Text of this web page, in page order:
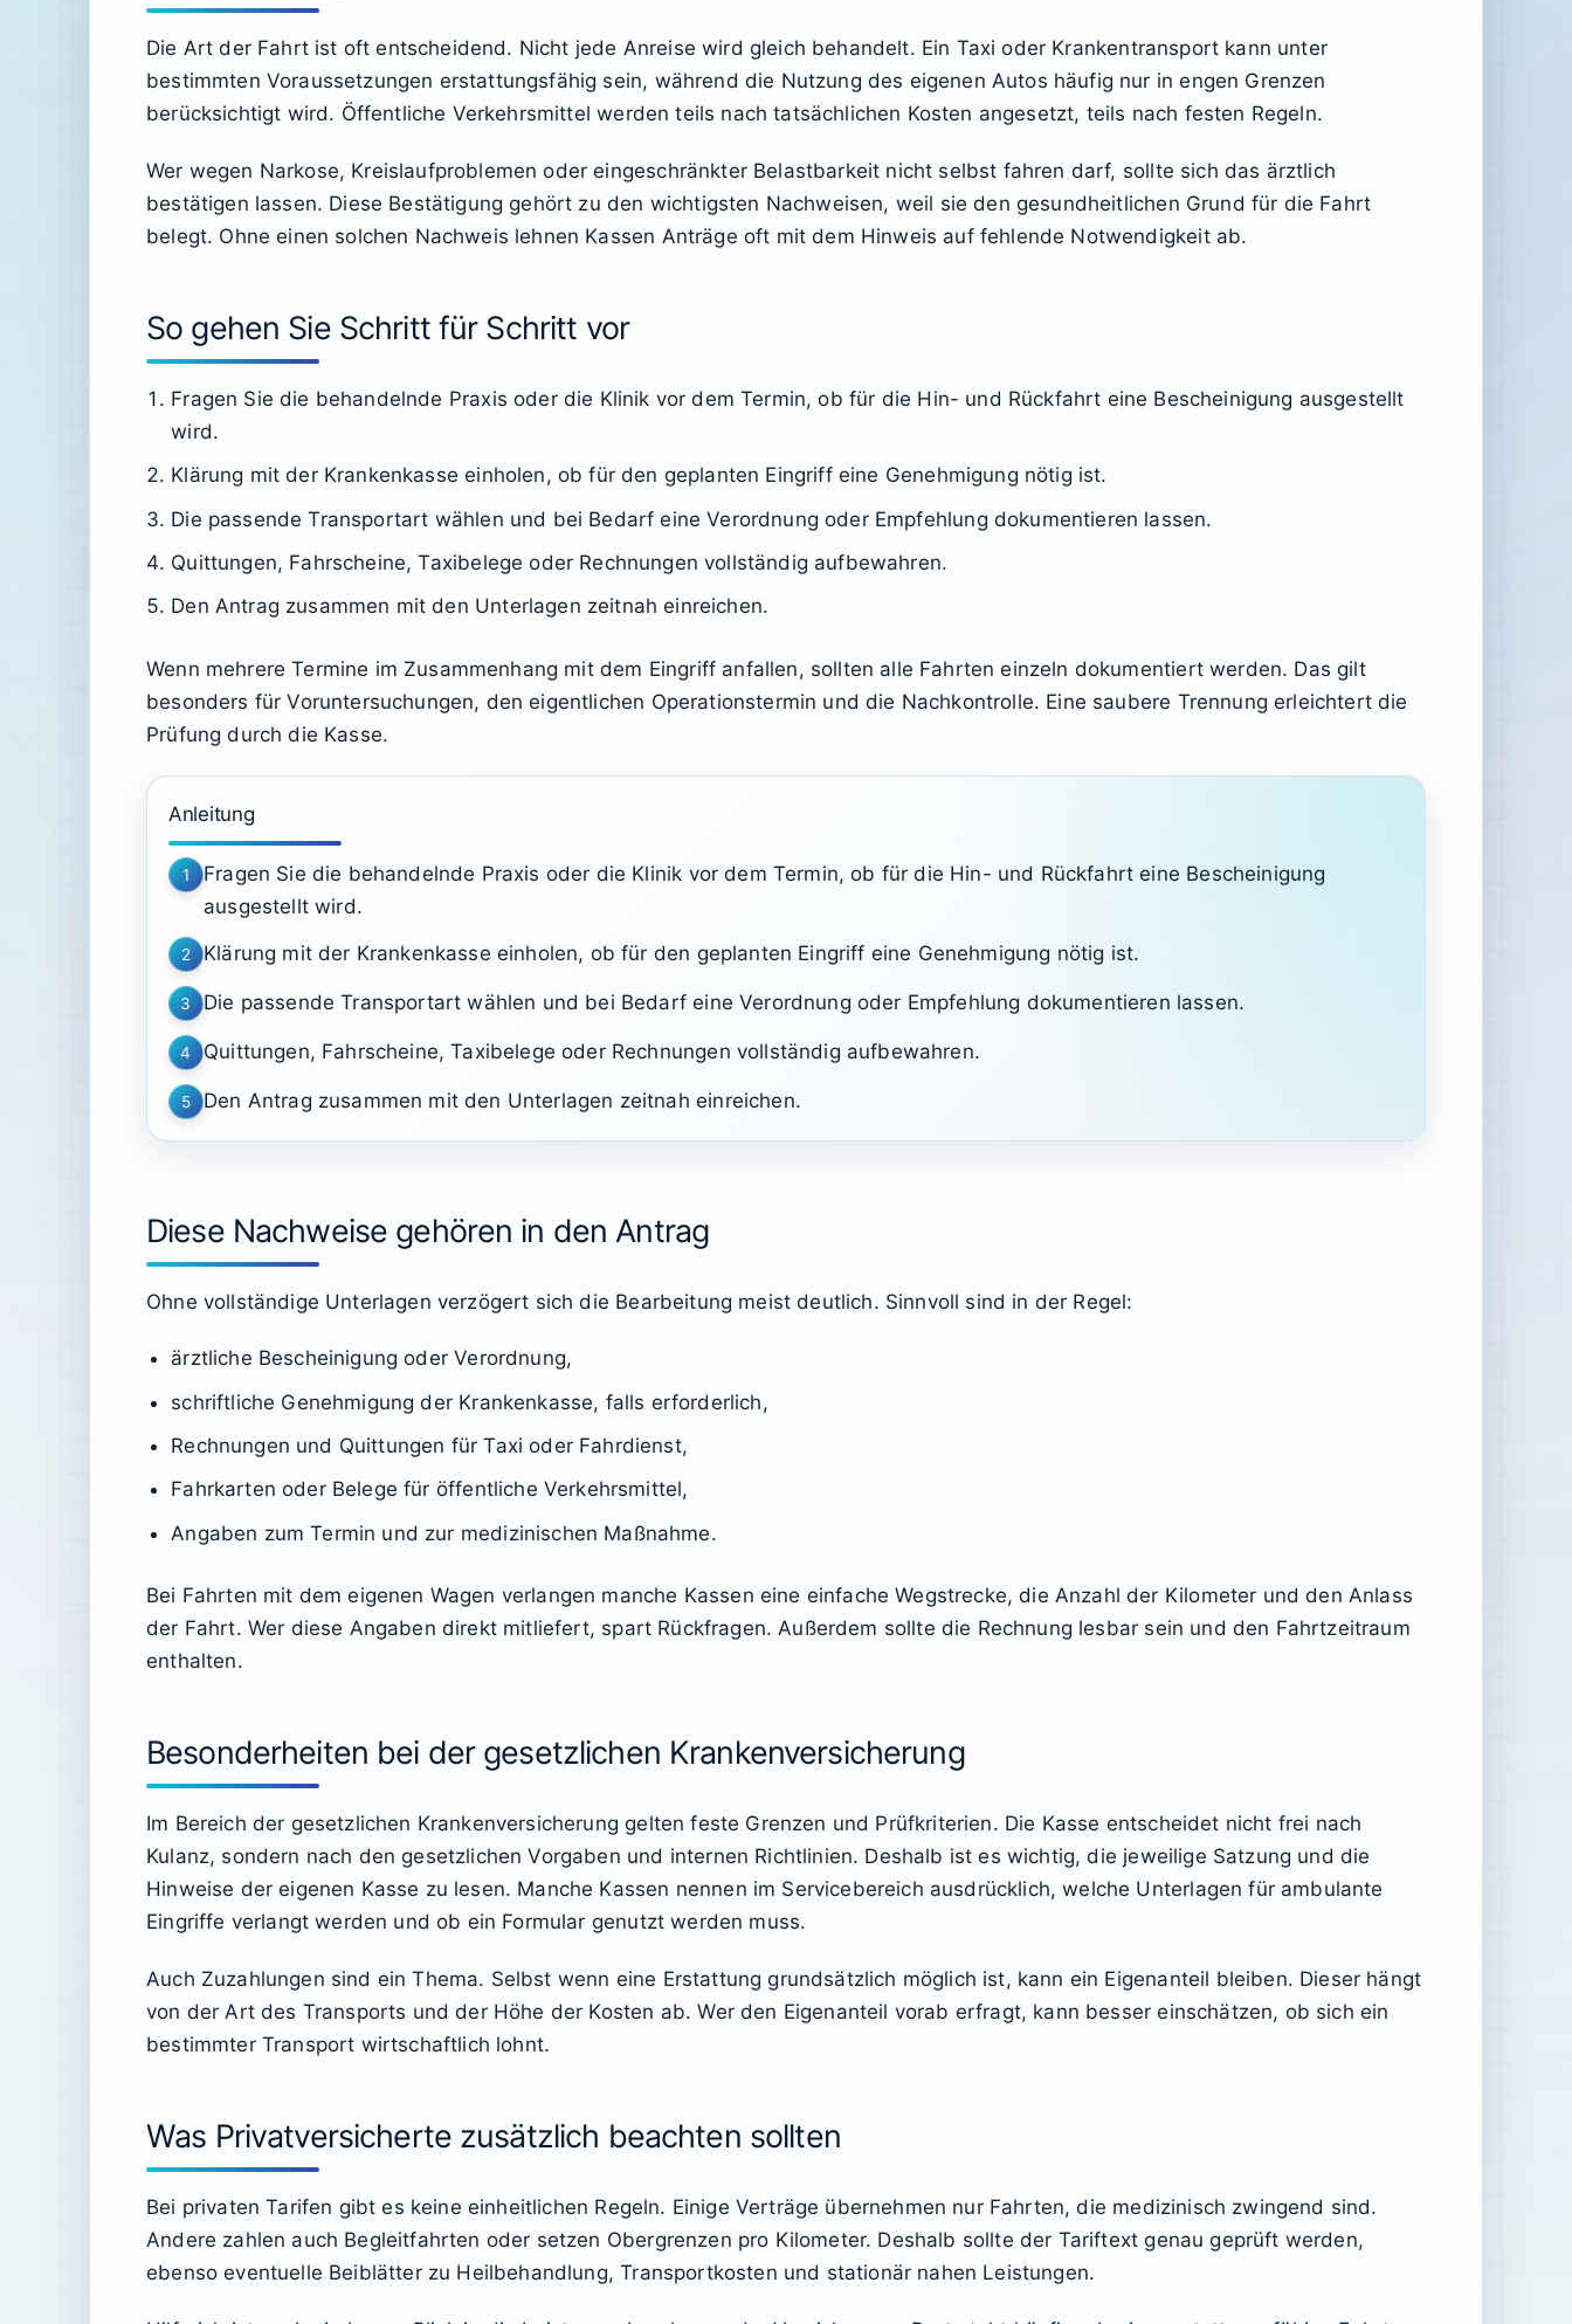
Die Art der Fahrt ist oft entscheidend. Nicht jede Anreise wird gleich behandelt. Ein Taxi oder Krankentransport kann unter
bestimmten Voraussetzungen erstattungsfähig sein, während die Nutzung des eigenen Autos häufig nur in engen Grenzen
berücksichtigt wird. Öffentliche Verkehrsmittel werden teils nach tatsächlichen Kosten angesetzt, teils nach festen Regeln.
Wer wegen Narkose, Kreislaufproblemen oder eingeschränkter Belastbarkeit nicht selbst fahren darf, sollte sich das ärztlich
bestätigen lassen. Diese Bestätigung gehört zu den wichtigsten Nachweisen, weil sie den gesundheitlichen Grund für die Fahrt
belegt. Ohne einen solchen Nachweis lehnen Kassen Anträge oft mit dem Hinweis auf fehlende Notwendigkeit ab.
So gehen Sie Schritt für Schritt vor
Fragen Sie die behandelnde Praxis oder die Klinik vor dem Termin, ob für die Hin- und Rückfahrt eine Bescheinigung ausgestellt
wird.
Klärung mit der Krankenkasse einholen, ob für den geplanten Eingriff eine Genehmigung nötig ist.
Die passende Transportart wählen und bei Bedarf eine Verordnung oder Empfehlung dokumentieren lassen.
Quittungen, Fahrscheine, Taxibelege oder Rechnungen vollständig aufbewahren.
Den Antrag zusammen mit den Unterlagen zeitnah einreichen.
Wenn mehrere Termine im Zusammenhang mit dem Eingriff anfallen, sollten alle Fahrten einzeln dokumentiert werden. Das gilt
besonders für Voruntersuchungen, den eigentlichen Operationstermin und die Nachkontrolle. Eine saubere Trennung erleichtert die
Prüfung durch die Kasse.
Anleitung
1
Fragen Sie die behandelnde Praxis oder die Klinik vor dem Termin, ob für die Hin- und Rückfahrt eine Bescheinigung
ausgestellt wird.
2 Klärung mit der Krankenkasse einholen, ob für den geplanten Eingriff eine Genehmigung nötig ist.
3 Die passende Transportart wählen und bei Bedarf eine Verordnung oder Empfehlung dokumentieren lassen.
4 Quittungen, Fahrscheine, Taxibelege oder Rechnungen vollständig aufbewahren.
5 Den Antrag zusammen mit den Unterlagen zeitnah einreichen.
Diese Nachweise gehören in den Antrag
Ohne vollständige Unterlagen verzögert sich die Bearbeitung meist deutlich. Sinnvoll sind in der Regel:
ärztliche Bescheinigung oder Verordnung,
schriftliche Genehmigung der Krankenkasse, falls erforderlich,
Rechnungen und Quittungen für Taxi oder Fahrdienst,
Fahrkarten oder Belege für öffentliche Verkehrsmittel,
Angaben zum Termin und zur medizinischen Maßnahme.
Bei Fahrten mit dem eigenen Wagen verlangen manche Kassen eine einfache Wegstrecke, die Anzahl der Kilometer und den Anlass
der Fahrt. Wer diese Angaben direkt mitliefert, spart Rückfragen. Außerdem sollte die Rechnung lesbar sein und den Fahrtzeitraum
enthalten.
Besonderheiten bei der gesetzlichen Krankenversicherung
Im Bereich der gesetzlichen Krankenversicherung gelten feste Grenzen und Prüfkriterien. Die Kasse entscheidet nicht frei nach
Kulanz, sondern nach den gesetzlichen Vorgaben und internen Richtlinien. Deshalb ist es wichtig, die jeweilige Satzung und die
Hinweise der eigenen Kasse zu lesen. Manche Kassen nennen im Servicebereich ausdrücklich, welche Unterlagen für ambulante
Eingriffe verlangt werden und ob ein Formular genutzt werden muss.
Auch Zuzahlungen sind ein Thema. Selbst wenn eine Erstattung grundsätzlich möglich ist, kann ein Eigenanteil bleiben. Dieser hängt
von der Art des Transports und der Höhe der Kosten ab. Wer den Eigenanteil vorab erfragt, kann besser einschätzen, ob sich ein
bestimmter Transport wirtschaftlich lohnt.
Was Privatversicherte zusätzlich beachten sollten
Bei privaten Tarifen gibt es keine einheitlichen Regeln. Einige Verträge übernehmen nur Fahrten, die medizinisch zwingend sind.
Andere zahlen auch Begleitfahrten oder setzen Obergrenzen pro Kilometer. Deshalb sollte der Tariftext genau geprüft werden,
ebenso eventuelle Beiblätter zu Heilbehandlung, Transportkosten und stationär nahen Leistungen.